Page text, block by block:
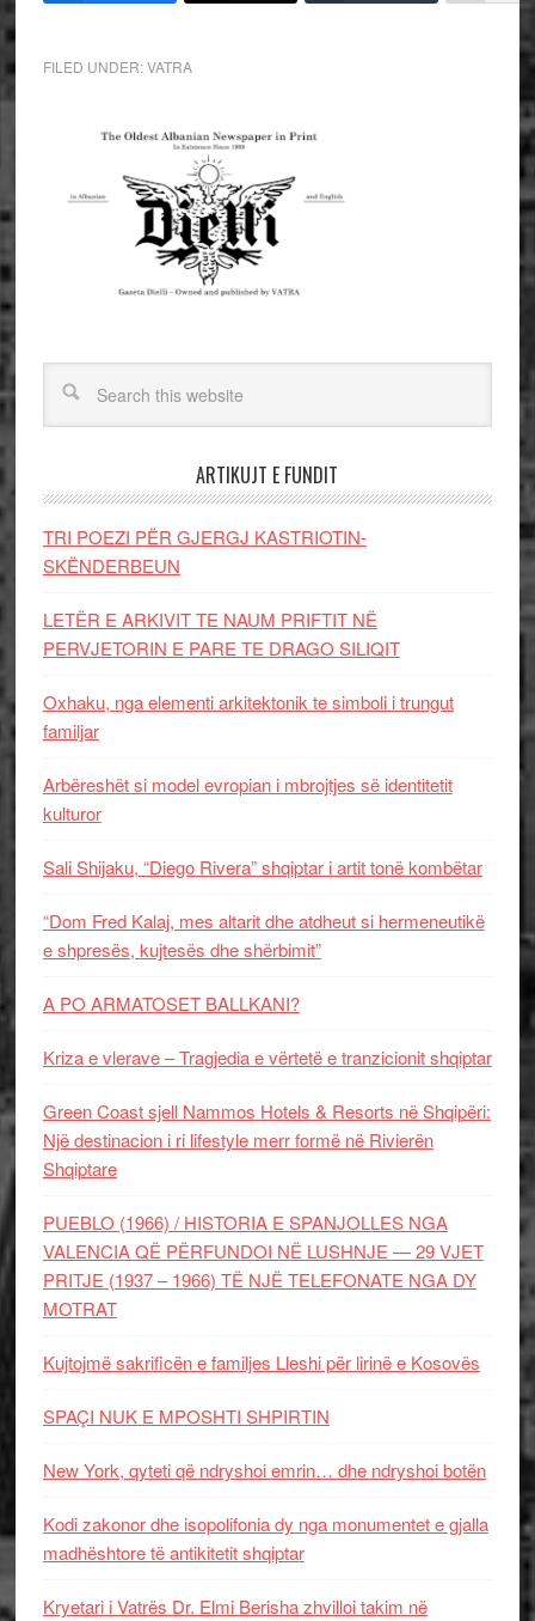
FILED UNDER:VATRA
ARTIKUJT E FUNDIT
TRI POEZI PËR GJERGJ KASTRIOTIN-
SKËNDERBEUN
LETËR E ARKIVIT TE NAUM PRIFTIT NË
PERVJETORIN E PARE TE DRAGO SILIQIT
Oxhaku, nga elementi arkitektonik te simboli i trungut
familjar
Arbëreshët si model evropian i mbrojtjes së identitetit
kulturor
Sali Shijaku, “Diego Rivera” shqiptar i artit tonë kombëtar
“Dom Fred Kalaj, mes altarit dhe atdheut si hermeneutikë
e shpresës, kujtesës dhe shërbimit”
A PO ARMATOSET BALLKANI?
Kriza e vlerave – Tragjedia e vërtetë e tranzicionit shqiptar
Green Coast sjell Nammos Hotels & Resorts në Shqipëri:
Një destinacion i ri lifestyle merr formë në Rivierën
Shqiptare
PUEBLO (1966) / HISTORIA E SPANJOLLES NGA
VALENCIA QË PËRFUNDOI NË LUSHNJE — 29 VJET
PRITJE (1937 – 1966) TË NJË TELEFONATE NGA DY
MOTRAT
Kujtojmë sakrificën e familjes Lleshi për lirinë e Kosovës
SPAÇI NUK E MPOSHTI SHPIRTIN
New York, qyteti që ndryshoi emrin… dhe ndryshoi botën
Kodi zakonor dhe isopolifonia dy nga monumentet e gjalla
madhështore të antikitetit shqiptar
Kryetari i Vatrës Dr. Elmi Berisha zhvilloi takim në